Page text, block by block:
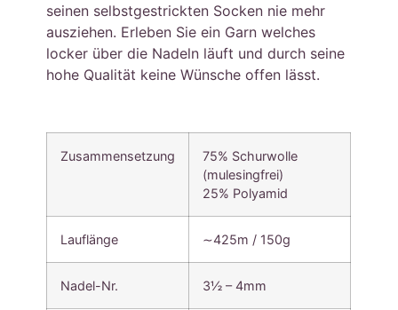
seinen selbstgestrickten Socken nie mehr
ausziehen. Erleben Sie ein Garn welches
locker über die Nadeln läuft und durch seine
hohe Qualität keine Wünsche offen lässt.
Zusammensetzung
75% Schurwolle
(mulesingfrei)
25% Polyamid
Lauflänge ∼425m / 150g
Nadel-Nr. 3½ – 4mm